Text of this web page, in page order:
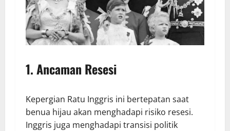
1.Ancaman Resesi
Kepergian Ratu Inggris ini bertepatan saat
benua hijau akan menghadapi risiko resesi.
Inggris juga menghadapi transisi politik